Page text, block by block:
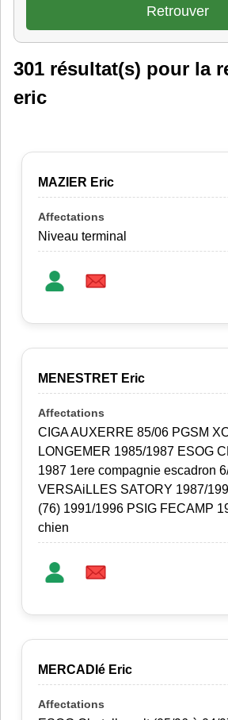
301 résultat(s) pour la
eric
MAZIER Eric
Niveau terminal
MENESTRET Eric
CIGA AUXERRE 85/06 PGSM
LONGEMER 1985/1987 ESOG
1987 1ere compagnie escadron
VERSAiLLES SATORY 1987/
(76) 1991/1996 PSIG FECAMP
chien
MERCADIé Eric